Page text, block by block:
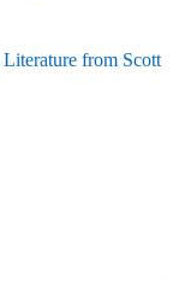
Literature from Scott